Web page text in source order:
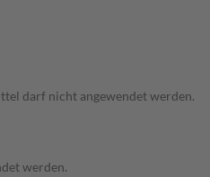
darf nicht angewendet werden.
werden.